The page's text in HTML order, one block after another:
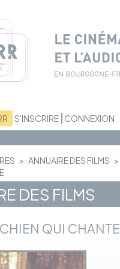
S'INSCRIRE CONNEXION
> ANNUAIRE DES FILMS >
DES FILMS
QUI CHANTE